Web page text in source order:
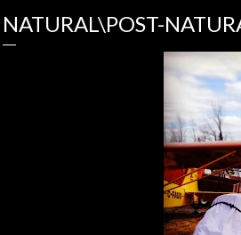
NATURAL\POST-